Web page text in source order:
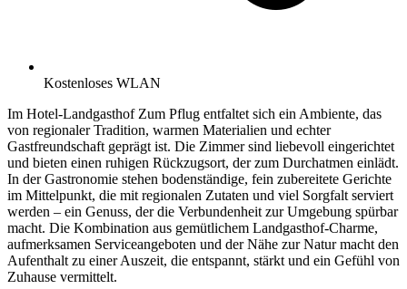
Kostenloses WLAN
Im Hotel-Landgasthof Zum Pflug entfaltet sich ein Ambiente, das
von regionaler Tradition, warmen Materialien und echter
Gastfreundschaft geprägt ist. Die Zimmer sind liebevoll eingerichtet
und bieten einen ruhigen Rückzugsort, der zum Durchatmen einlädt.
In der Gastronomie stehen bodenständige, fein zubereitete Gerichte
im Mittelpunkt, die mit regionalen Zutaten und viel Sorgfalt serviert
werden – ein Genuss, der die Verbundenheit zur Umgebung spürbar
macht. Die Kombination aus gemütlichem Landgasthof-Charme,
aufmerksamen Serviceangeboten und der Nähe zur Natur macht den
Aufenthalt zu einer Auszeit, die entspannt, stärkt und ein Gefühl von
Zuhause vermittelt.